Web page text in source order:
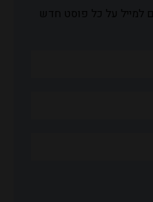
למייל על כל פוסט חדש